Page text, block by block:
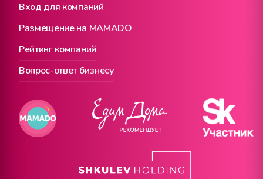
Вход для компаний
Размещение на MAMADO
Рейтинг компаний
Вопрос-ответ бизнесу